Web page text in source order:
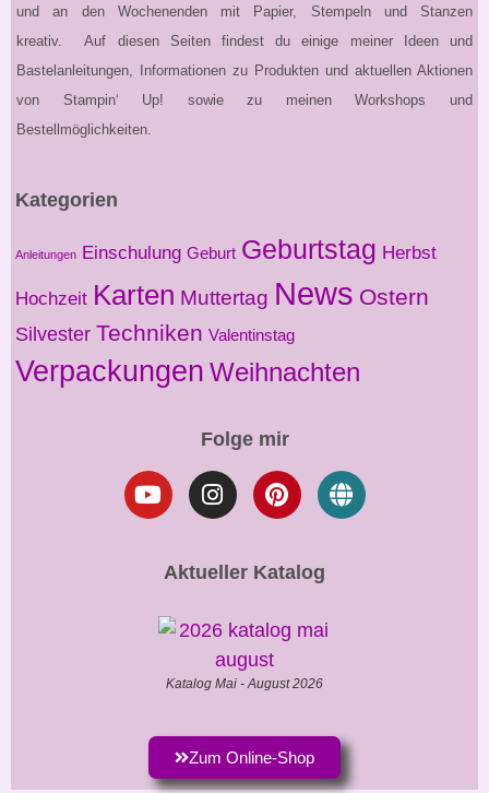
und an den Wochenenden mit Papier, Stempeln und Stanzen
kreativ. Auf diesen Seiten findest du einige meiner Ideen und
Bastelanleitungen, Informationen zu Produkten und aktuellen Aktionen
von Stampin‘ Up! sowie zu meinen Workshops und
Bestellmöglichkeiten.
Kategorien
Anleitungen Einschulung Geburt Geburtstag Herbst
Hochzeit Karten Muttertag News Ostern
Silvester Techniken Valentinstag
Verpackungen Weihnachten
Folge mir
Aktueller Katalog
Katalog Mai - August 2026
Zum Online-Shop